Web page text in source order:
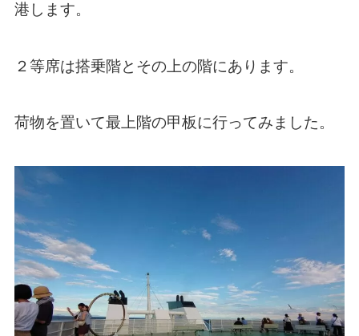
港します。
２等席は搭乗階とその上の階にあります。
荷物を置いて最上階の甲板に行ってみました。